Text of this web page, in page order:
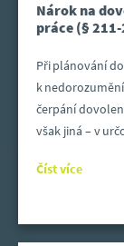
Nárok na
práce (§
Při plánování
k
čerpání
však jiná – v
i samotné
vysvětlujeme
Číst více